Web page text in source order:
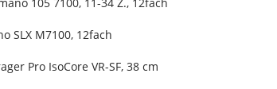
SLX M7100, 12fach
Pro IsoCore VR-SF, 38 cm